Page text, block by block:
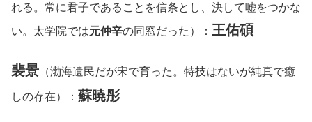
れる。常に君子であることを信条とし、決して嘘をつかな
い。太学院では元仲辛の同窓だった）： 王佑碩
裴景 （渤海遺民だが宋で育った。特技はないが純真で癒
しの存在）： 蘇暁彤